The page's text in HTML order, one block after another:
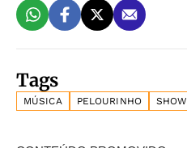
Tags
MÚSICA PELOURINHO SHOW